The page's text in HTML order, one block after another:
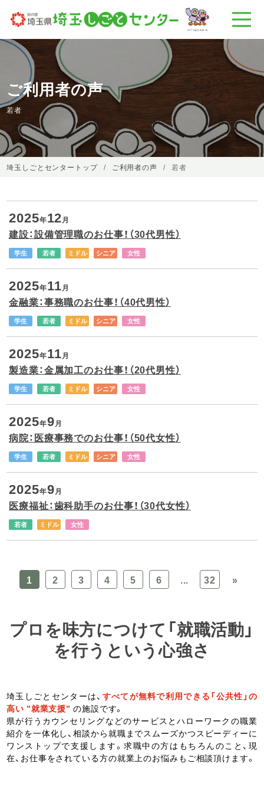
ご利用者の声
若者
埼玉しごとセンタートップ ご利用者の声 若者
2025年12月
建設：設備管理職のお仕事！（30代男性）
学生 若者 ミドル シニア 女性
2025年11月
金融業：事務職のお仕事！（40代男性）
学生 若者 ミドル シニア 女性
2025年11月
製造業：金属加工のお仕事！（20代男性）
学生 若者 ミドル シニア 女性
2025年9月
病院：医療事務でのお仕事！（50代女性）
学生 若者 ミドル シニア 女性
2025年9月
医療福祉：歯科助手のお仕事！（30代女性）
若者 ミドル 女性
1 2 3 4 5 6 ... 32 »
プロを味方につけて「就職活動」
を行うという心強さ
埼玉しごとセンターは、 すべてが無料で利用できる「公共性」の
高い ”就業支援” の施設です。
県が行うカウンセリングなどのサービスとハローワークの職業
紹介を一体化し、相談から就職までスムーズかつスピーディーに
ワンストップで支援します。求職中の方はもちろんのこと、現
在、お仕事をされている方の就業上のお悩みもご相談頂けます。